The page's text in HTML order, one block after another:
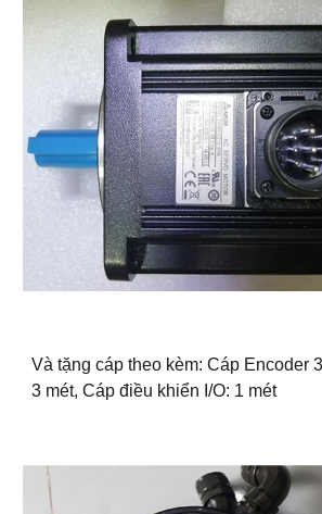
Và tặng cáp theo kèm: Cáp Encoder
3 mét, Cáp điều khiển I/O: 1 mét